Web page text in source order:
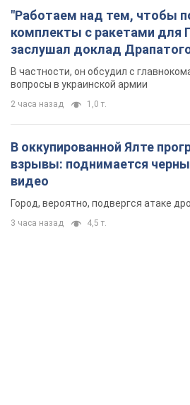
"Работаем над тем, чтобы
комплекты с ракетами для
заслушал доклад
новых мерах
В частности, он обсудил с
вопросы в украинской армии
2 часа назад 1,0 т.
В оккупированной Ялте
взрывы: поднимается
видео
Город, вероятно, подвергся атаке
3 часа назад 4,5 т.